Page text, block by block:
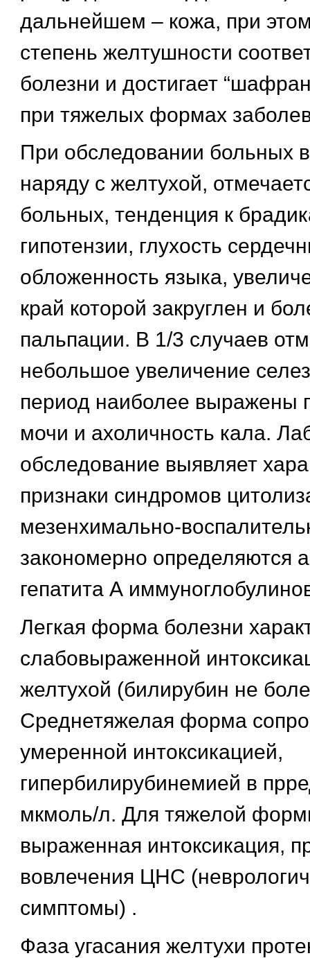
дальнейшем – кожа, при
степень желтушности
болезни и достигает
при тяжелых формах
При обследовании больных
наряду с желтухой,
больных, тенденция к
гипотензии, глухость
обложенность языка,
край которой закруглен и
пальпации. В 1/3 случаев
небольшое увеличение
период наиболее выражены
мочи и ахоличность кала.
обследование выявляет
признаки синдромов
мезенхимально-
закономерно определяются
гепатита А
Легкая форма болезни
слабовыраженной
желтухой (билирубин не
Среднетяжелая форма
умеренной интоксикацией,
гипербилирубинемией в
мкмоль/л. Для тяжелой
выраженная интоксикация,
вовлечения ЦНС
симптомы) .
Фаза угасания желтухи